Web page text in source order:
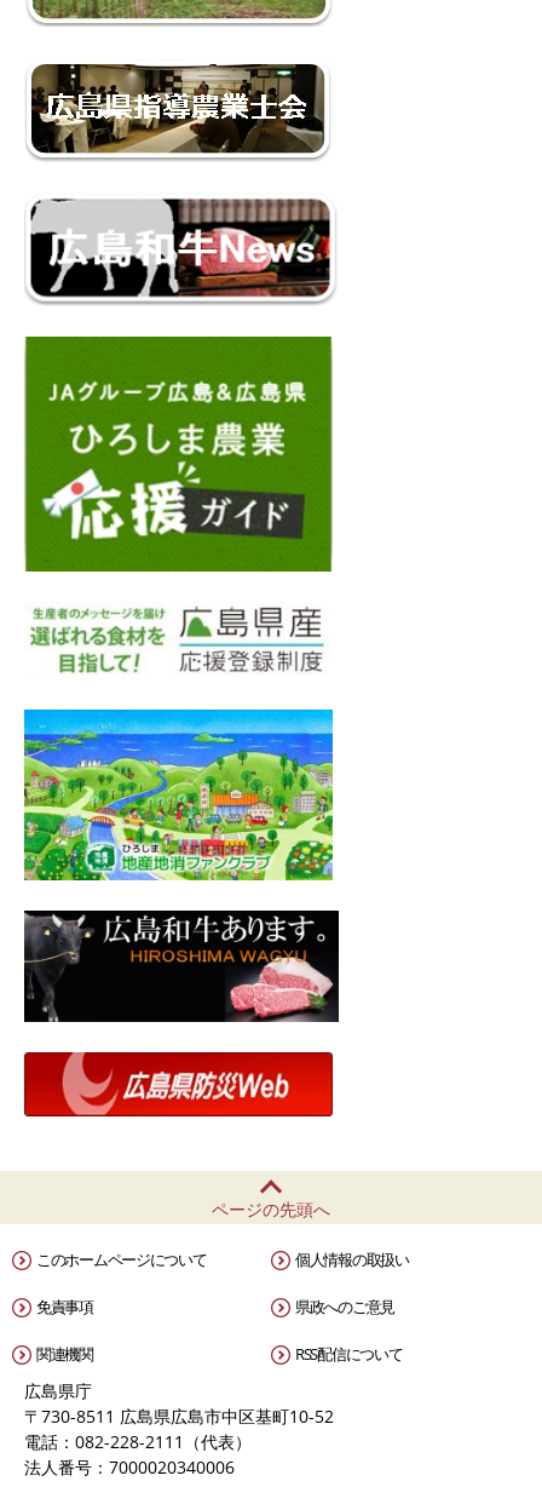
ページの先頭へ
このホームページについて 個人情報の取扱い
免責事項 県政へのご意見
関連機関 RSS配信について
広島県庁
〒730-8511 広島県広島市中区基町10-52
電話：082-228-2111（代表）
法人番号：7000020340006